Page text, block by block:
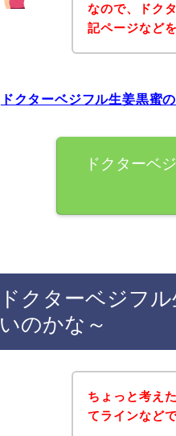
なので、ドク
記ページなど
ドクターベジフル生姜黒蜜
ドクターベ
ドクターベジフ
いのかな～
ちょっと考え
てラインなど